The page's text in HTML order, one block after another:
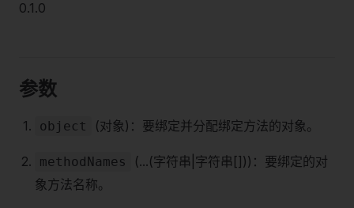
0.1.0
参数
object (对象)：要绑定并分配绑定方法的对象。
methodNames
(...(字符串|字符串[]))：要绑定的对
象方法名称。